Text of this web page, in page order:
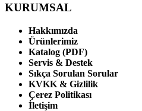
KURUMSAL
Hakkımızda
Ürünlerimiz
Katalog (PDF)
Servis & Destek
Sıkça Sorulan Sorular
KVKK & Gizlilik
Çerez Politikası
İletişim